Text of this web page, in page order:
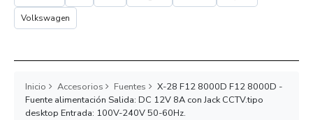
Volkswagen
Inicio Accesorios Fuentes
X-28 F12 8000D F12 8000D -
Fuente alimentación Salida: DC 12V 8A con Jack CCTV.tipo
desktop Entrada: 100V-240V 50-60Hz.